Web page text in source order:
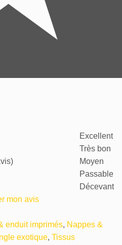
Excellent
Très bon
Moyen
Passable
Décevant
mon avis
enduit imprimés, Nappes &
exotique, Tissus